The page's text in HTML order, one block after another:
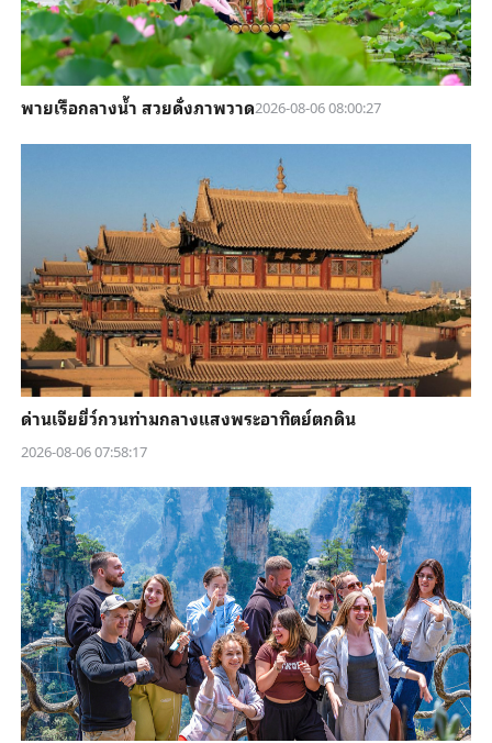
พายเรือกลางน้ำ สวยดั่งภาพวาด2026-08-06 08:00:27
ด่านเจียยี่ว์กวนท่ามกลางแสงพระอาทิตย์ตกดิน
2026-08-06 07:58:17